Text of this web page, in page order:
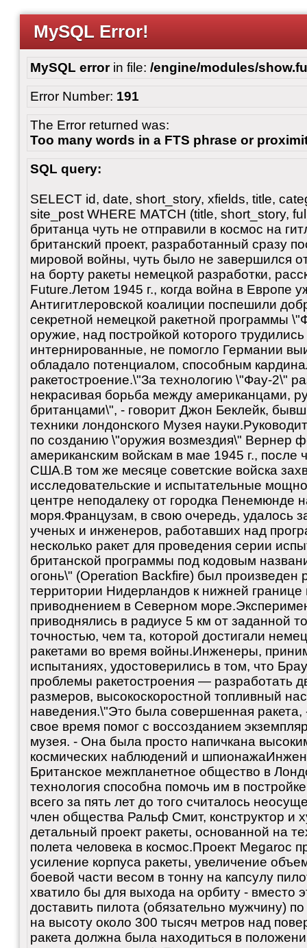
MySQL Error!
MySQL errorin file: /engine/modules/
Error Number: 191
The Error returned was:
Too many words in a FTS phrase or
SQL query:
SELECT id, date, short_story, xfields, title,
site_post WHERE MATCH (title, short_story,
британца чуть не отправили в космос на
британский проект, разработанный сразу
мировой войны, чуть было не завершился
на борту ракеты немецкой разработки,
Future.Летом 1945 г., когда война в Европе
Антигитлеровской коалиции поспешили
секретной немецкой ракетной программы
оружие, над постройкой которого
интернированные, не помогло Германии
обладало потенциалом, способным
ракетостроение.\"За технологию \"Фау-2\"
некрасивая борьба между американцами,
британцами\", - говорит Джон Беклейк,
техники лондонского Музея
по созданию \"оружия возмездия\" Вернер
американским войскам в мае 1945 г., после
США.В том же месяце советские войска
исследовательские и испытательные
центре неподалеку от городка Пенемюнде
моря.Французам, в свою очередь, удалось
ученых и инженеров, работавших над
несколько ракет для проведения серии
британской программы под кодовым
огонь\" (Operation Backfire) был произведен
территории Нидерландов к нижней
приводнением в Северном
приводнялись в радиусе 5 км от заданной
точностью, чем та, которой достигали
ракетами во время войны.Инженеры,
испытаниях, удостоверились в том, что
проблемы ракетостроения — разработать
размеров, высокоскоростной топливный
наведения.\"Это была совершенная ракета,
свое время помог с воссозданием
музея. - Она была просто напичкана
космических наблюдений и
Британское межпланетное общество в
технология способна помочь им в
всего за пять лет до того считалось
член общества Ральф Смит, конструктор и
детальный проект ракеты, основанной на
полета человека в космос.Проект Megaroc
усиление корпуса ракеты, увеличение
боевой части весом в тонну на капсулу
хватило бы для выхода на орбиту - вместо
доставить пилота (обязательно мужчину)
на высоту около 300 тысяч метров над
ракета должна была находиться в